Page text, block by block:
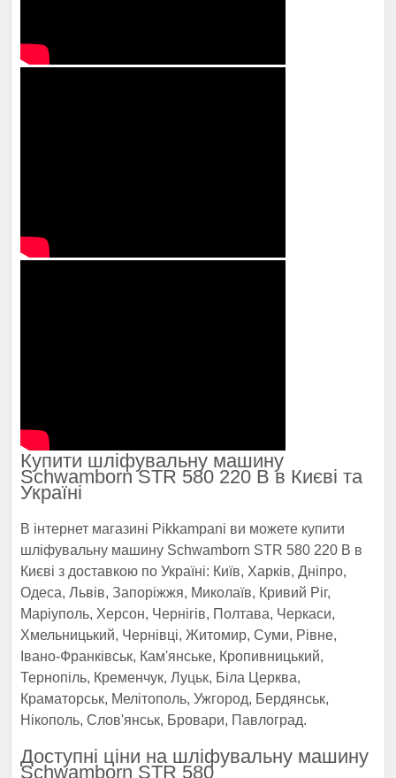
Купити шліфувальну машину
Schwamborn STR 580 220 В в Києві та
Україні
В інтернет магазині Pikkampani ви можете купити
шліфувальну машину Schwamborn STR 580 220 В в
Києві з доставкою по Україні: Київ, Харків, Дніпро,
Одеса, Львів, Запоріжжя, Миколаїв, Кривий Ріг,
Маріуполь, Херсон, Чернігів, Полтава, Черкаси,
Хмельницький, Чернівці, Житомир, Суми, Рівне,
Івано-Франківськ, Кам'янське, Кропивницький,
Тернопіль, Кременчук, Луцьк, Біла Церква,
Краматорськ, Мелітополь, Ужгород, Бердянськ,
Нікополь, Слов'янськ, Бровари, Павлоград.
Доступні ціни на шліфувальну машину
Schwamborn STR 580